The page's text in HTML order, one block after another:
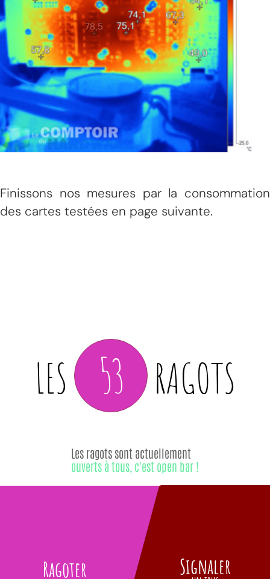
Finissons nos mesures par la consommation
des cartes testées en page suivante.
LES 53 RAGOTS
Ragoter
Les ragots sont actuellement
ouverts à tous, c'est open bar !
Signaler